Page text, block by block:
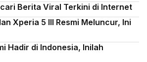
Berita Viral Terkini di Internet
Xperia 5 III Resmi Meluncur, Ini
Hadir di Indonesia, Inilah